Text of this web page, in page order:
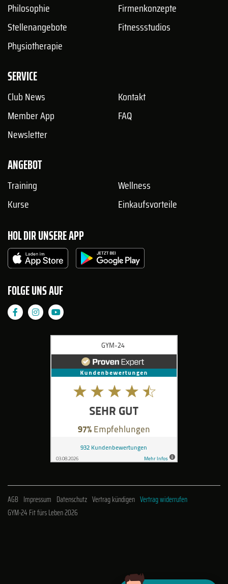
Philosophie
Stellenangebote
Physiotherapie
Firmenkonzepte
Fitnessstudios
SERVICE
Club News
Member App
Newsletter
Kontakt
FAQ
ANGEBOT
Training
Kurse
Wellness
Einkaufsvorteile
HOL DIR UNSERE APP
FOLGE UNS AUF
AGB Impressum Datenschutz Vertrag kündigen Vertrag widerrufen
GYM-24 Fit fürs Leben 2026